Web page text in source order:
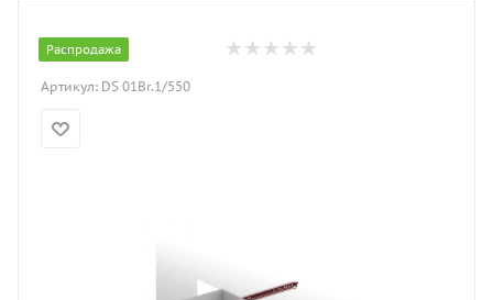
Распродажа
Артикул: DS 01Br.1/550